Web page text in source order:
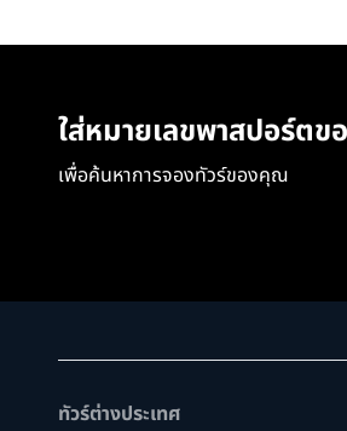
ใส่หมายเลขพาสปอร์ต
เพื่อค้นหาการจองทัวร์ของคุณ
ทัวร์ต่างประเทศ